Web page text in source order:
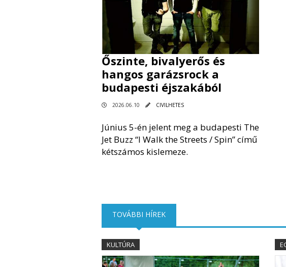
Őszinte, bivalyerős és
hangos garázsrock a
budapesti éjszakából
2026.06.10 CIVILHETES
Június 5-én jelent meg a budapesti The
Jet Buzz “I Walk the Streets / Spin” című
kétszámos kislemeze.
TOVÁBBI HÍREK(AKTÍV FÜL)
KULTÚRA